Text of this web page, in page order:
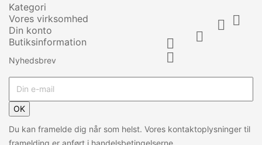
Kategori

Vores virksomhed 
Din konto 
Butiksinformation


Nyhedsbrev
OK
Du kan framelde dig når som helst. Vores kontaktoplysninger til
framelding er anført i handelsbetingelserne.